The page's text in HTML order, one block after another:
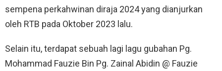
sempena perkahwinan diraja 2024 yang dianjurkan
oleh RTB pada Oktober 2023 lalu.
Selain itu, terdapat sebuah lagi lagu gubahan Pg.
Mohammad Fauzie Bin Pg. Zainal Abidin @ Fauzie